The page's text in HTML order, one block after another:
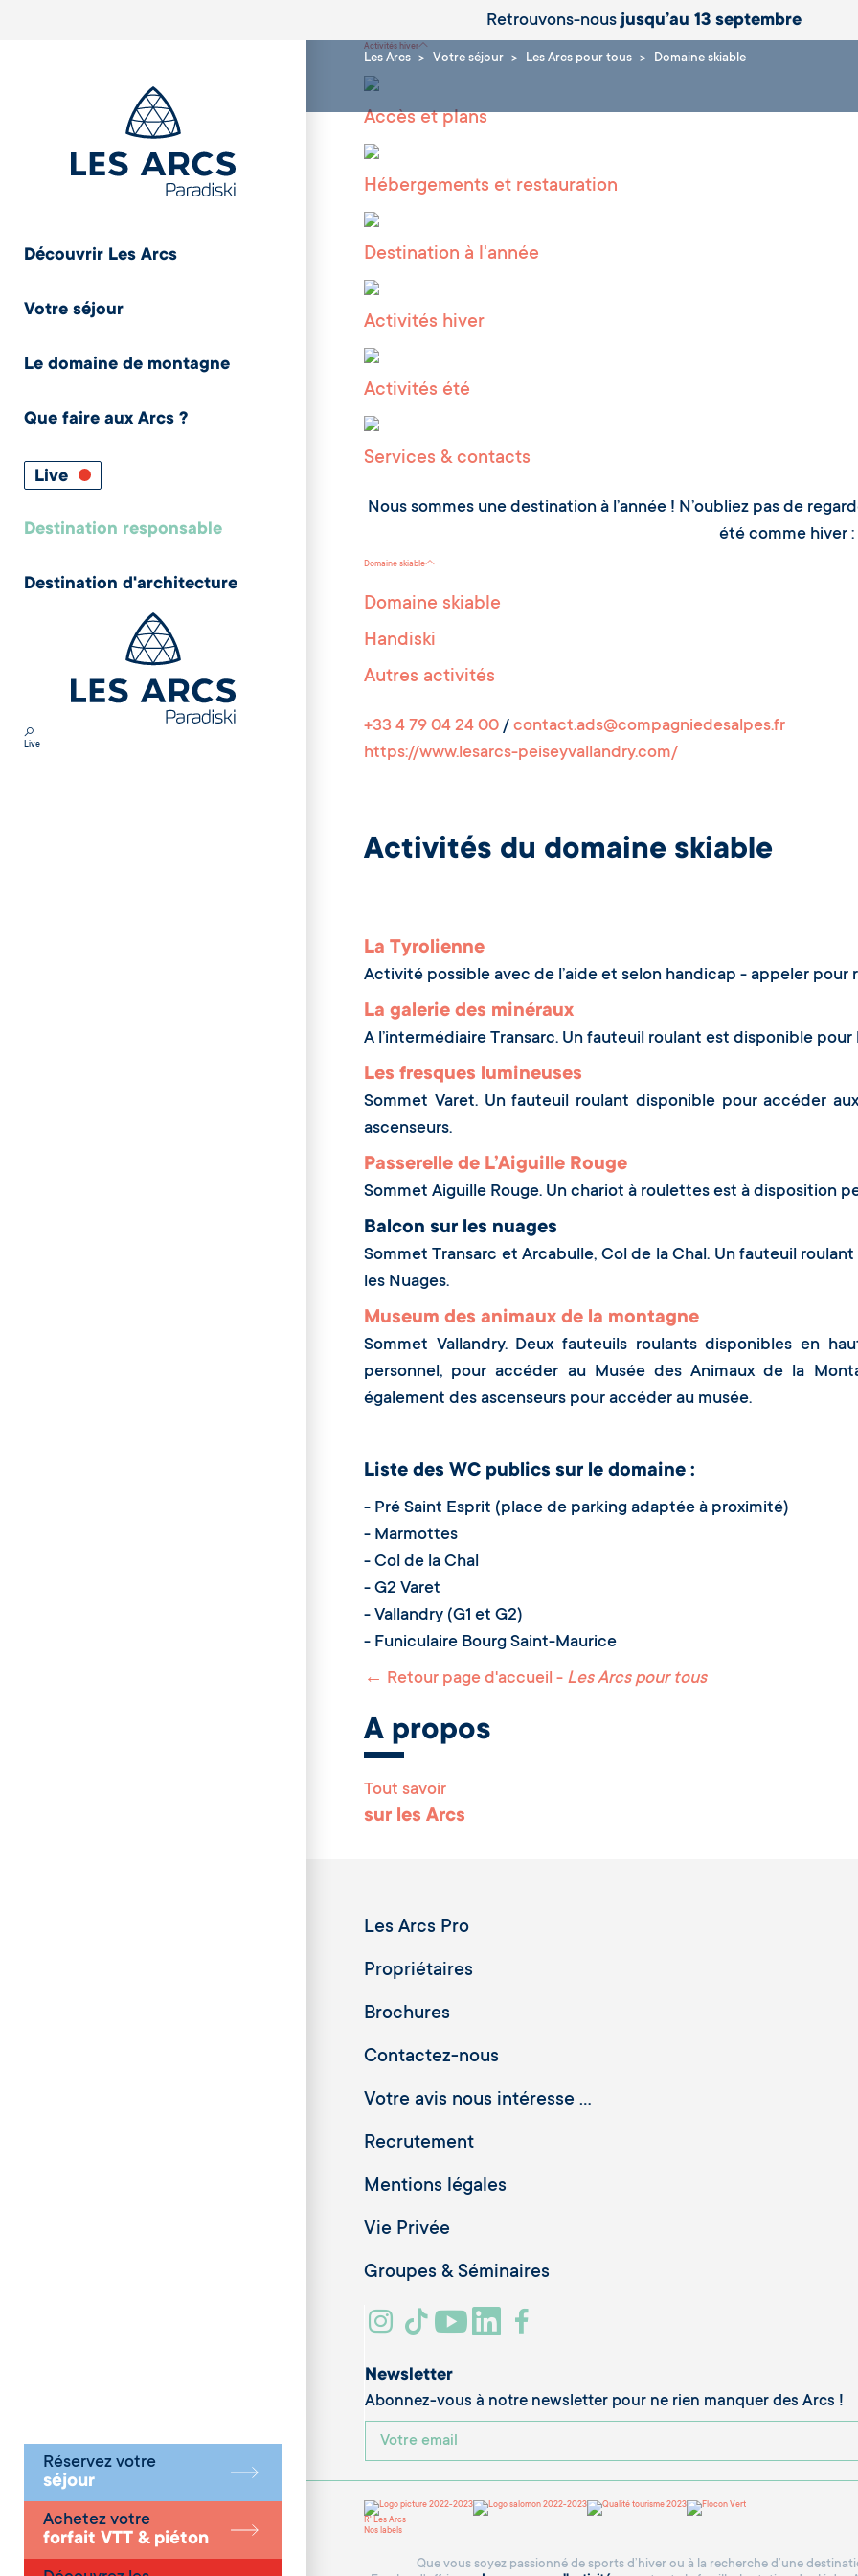
Retrouvons-nousjusqu’au 13 septembre
Découvrir Les Arcs
Votre séjour
Le domaine de montagne
Que faire aux Arcs ?
Live
Destination responsable
Destination d'architecture
Réservez votre
séjour
Achetez votre
forfait VTT & piéton
Live
Les Arcs Votre séjour Les Arcs pour tous Domaine skiable
Activités hiver
Accès et plans
Hébergements et restauration
Destination à l'année
Activités hiver
Activités été
Services & contacts
Nous sommes une destination à l’année ! N’oubliez pas de
été comme hiver :
Domaine skiable
Domaine skiable
Handiski
Autres activités
+33 4 79 04 24 00 / contact.ads@compagniedesalpes.fr
https://www.lesarcs-peiseyvallandry.com/
Activités du domaine skiable
La Tyrolienne
Activité possible avec de l’aide et selon handicap - appeler pour
La galerie des minéraux
A l’intermédiaire Transarc. Un fauteuil roulant est disponible
Les fresques lumineuses
Sommet Varet. Un fauteuil roulant disponible pour accéder
ascenseurs.
Passerelle de L’Aiguille Rouge
Sommet Aiguille Rouge. Un chariot à roulettes est à disposition
Balcon sur les nuages
Sommet Transarc et Arcabulle, Col de la Chal. Un fauteuil
les Nuages.
Museum des animaux de la montagne
Sommet Vallandry. Deux fauteuils roulants disponibles en
personnel, pour accéder au Musée des Animaux de la
également des ascenseurs pour accéder au musée.
Liste des WC publics sur le domaine :
- Pré Saint Esprit (place de parking adaptée à proximité)
- Marmottes
- Col de la Chal
- G2 Varet
- Vallandry (G1 et G2)
- Funiculaire Bourg Saint-Maurice
← Retour page d'accueil - Les Arcs pour tous
A propos
Tout savoir
sur les Arcs
Les Arcs Pro
Propriétaires
Brochures
Contactez-nous
Votre avis nous intéresse ...
Recrutement
Mentions légales
Vie Privée
Groupes & Séminaires
Newsletter
Abonnez-vous à notre newsletter pour ne rien manquer des Arcs !
R' Les Arcs
Nos labels
Que vous soyez passionné de sports d’hiver ou à la recherche d’une